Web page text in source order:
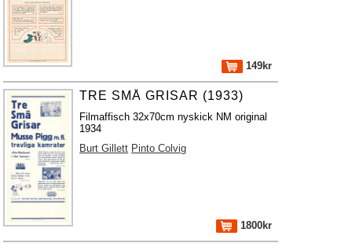
149kr
TRE SMÅ GRISAR (1933)
Filmaffisch 32x70cm nyskick NM original
1934
Burt Gillett Pinto Colvig
1800kr